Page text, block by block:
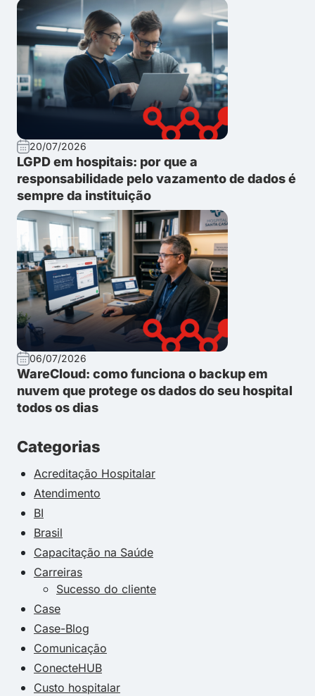
20/07/2026
LGPD em hospitais: por que a
responsabilidade pelo vazamento de dados é
sempre da instituição
06/07/2026
WareCloud: como funciona o backup em
nuvem que protege os dados do seu hospital
todos os dias
Categorias
Acreditação Hospitalar
Atendimento
BI
Brasil
Capacitação na Saúde
Carreiras
Sucesso do cliente
Case
Case-Blog
Comunicação
ConecteHUB
Custo hospitalar